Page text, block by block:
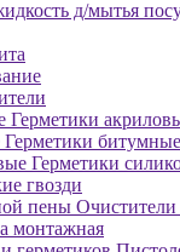
Герметики
Герметики битумные
Герметики
гвозди
монтажная